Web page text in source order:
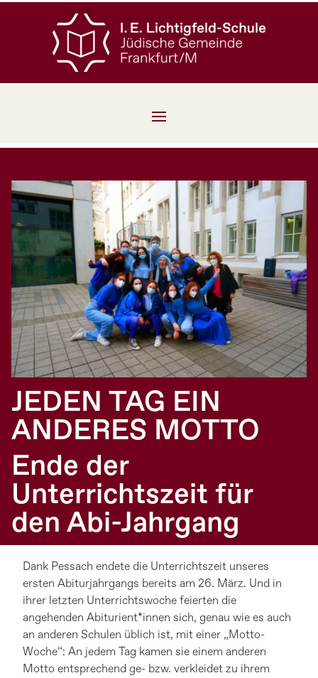
JEDEN TAG EIN
ANDERES MOTTO
Ende der
Unterrichtszeit für
den Abi-Jahrgang
Dank Pessach endete die Unterrichtszeit unseres
ersten Abiturjahrgangs bereits am 26. März. Und in
ihrer letzten Unterrichtswoche feierten die
angehenden Abiturient*innen sich, genau wie es auch
an anderen Schulen üblich ist, mit einer „Motto-
Woche“: An jedem Tag kamen sie einem anderen
Motto entsprechend ge- bzw. verkleidet zu ihrem